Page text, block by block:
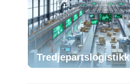
Tredjepartslogistikk